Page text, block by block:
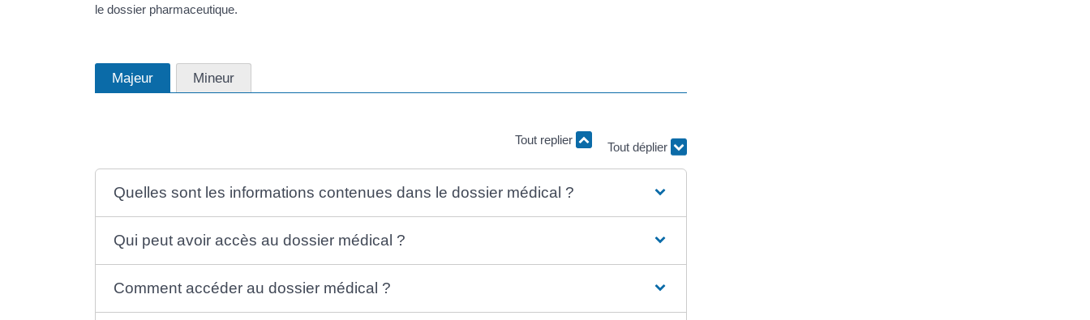
le dossier pharmaceutique.
Majeur Mineur
Tout replier Tout déplier
Quelles sont les informations contenues dans le dossier médical ?
Qui peut avoir accès au dossier médical ?
Comment accéder au dossier médical ?